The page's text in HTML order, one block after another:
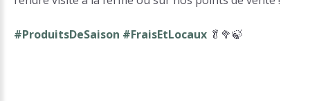
#ProduitsDeSaison #FraisEtLocaux 🥬🥦🍃